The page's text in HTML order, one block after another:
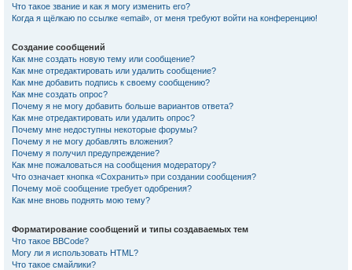
Что такое звание и как я могу изменить его?
Когда я щёлкаю по ссылке «email», от меня требуют войти на конференцию!
Создание сообщений
Как мне создать новую тему или сообщение?
Как мне отредактировать или удалить сообщение?
Как мне добавить подпись к своему сообщению?
Как мне создать опрос?
Почему я не могу добавить больше вариантов ответа?
Как мне отредактировать или удалить опрос?
Почему мне недоступны некоторые форумы?
Почему я не могу добавлять вложения?
Почему я получил предупреждение?
Как мне пожаловаться на сообщения модератору?
Что означает кнопка «Сохранить» при создании сообщения?
Почему моё сообщение требует одобрения?
Как мне вновь поднять мою тему?
Форматирование сообщений и типы создаваемых тем
Что такое BBCode?
Могу ли я использовать HTML?
Что такое смайлики?